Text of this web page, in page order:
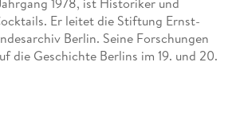
Er leitet die Stiftung Ernst-
Berlin. Seine Forschungen
die Geschichte Berlins im 19. und 20.